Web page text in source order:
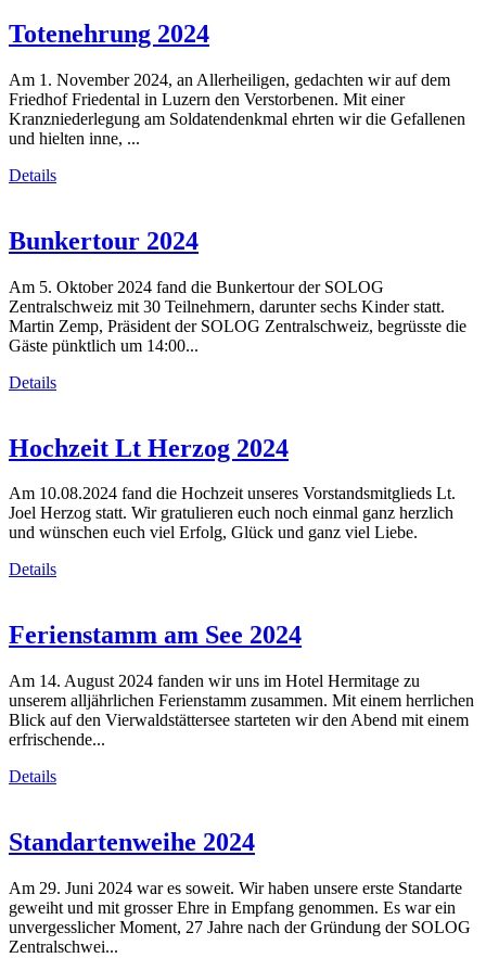
Totenehrung 2024
Am 1. November 2024, an Allerheiligen, gedachten wir auf dem
Friedhof Friedental in Luzern den Verstorbenen. Mit einer
Kranzniederlegung am Soldatendenkmal ehrten wir die Gefallenen
und hielten inne, ...
Details
Bunkertour 2024
Am 5. Oktober 2024 fand die Bunkertour der SOLOG
Zentralschweiz mit 30 Teilnehmern, darunter sechs Kinder statt.
Martin Zemp, Präsident der SOLOG Zentralschweiz, begrüsste die
Gäste pünktlich um 14:00...
Details
Hochzeit Lt Herzog 2024
Am 10.08.2024 fand die Hochzeit unseres Vorstandsmitglieds Lt.
Joel Herzog statt. Wir gratulieren euch noch einmal ganz herzlich
und wünschen euch viel Erfolg, Glück und ganz viel Liebe.
Details
Ferienstamm am See 2024
Am 14. August 2024 fanden wir uns im Hotel Hermitage zu
unserem alljährlichen Ferienstamm zusammen. Mit einem herrlichen
Blick auf den Vierwaldstättersee starteten wir den Abend mit einem
erfrischende...
Details
Standartenweihe 2024
Am 29. Juni 2024 war es soweit. Wir haben unsere erste Standarte
geweiht und mit grosser Ehre in Empfang genommen. Es war ein
unvergesslicher Moment, 27 Jahre nach der Gründung der SOLOG
Zentralschwei...